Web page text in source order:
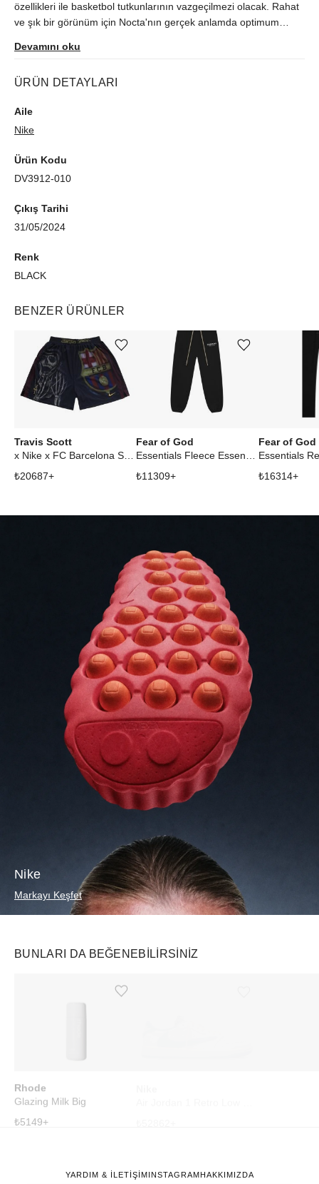
özellikleri ile basketbol tutkunlarının vazgeçilmezi olacak. Rahat
ve şık bir görünüm için Nocta'nın gerçek anlamda optimum
pantolonunda bulunan birleşik materyal ve işi bilen tasarımıyla
Devamını oku
ÜRÜN DETAYLARI
Aile
Nike
Ürün Kodu
DV3912-010
Çıkış Tarihi
31/05/2024
Renk
BLACK
BENZER ÜRÜNLER
Travis Scott
₺20687+
Ürünü istek listesine ekle veya listeden çıkar
Fear of God
₺11309+
Ürünü istek listesine ekle veya listeden çıkar
Fear of God
₺16314+
Nike
Markayı Keşfet
BUNLARI DA BEĞENEBILIRSINIZ
Rhode
Glazing Milk Big
₺5149 +
Ürünü istek listesine ekle veya listeden çıkar
YARDIM & İLETİŞİM HAKKIMIZDA
INSTAGRAM